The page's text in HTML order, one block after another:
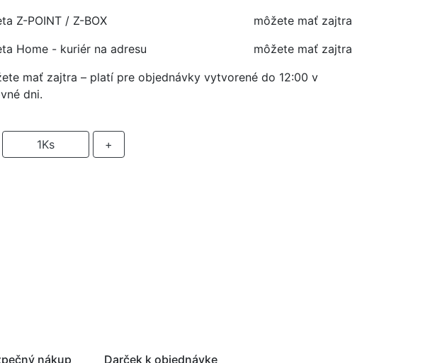
Z-POINT / Z-BOX
môžete mať zajtra
Home - kuriér na adresu
môžete mať zajtra
mať zajtra – platí pre objednávky vytvorené do 12:00 v
dni.
1Ks +
nákup Darček k objednávke